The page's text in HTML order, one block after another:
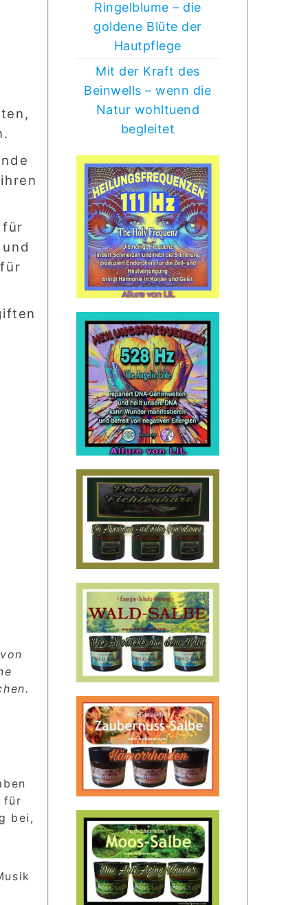
für
für
bei,
Ringelblume – die
goldene Blüte der
Hautpflege
Mit der Kraft des
Beinwells – wenn die
Natur wohltuend
begleitet